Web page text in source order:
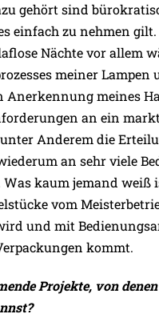
gehört sind
einfach zu nehmen
Nächte vor allem
meiner Lampen
Anerkennung meines
an ein
Anderem die
an sehr viele
kaum jemand weiß
vom
und mit
kommt.
Projekte, von